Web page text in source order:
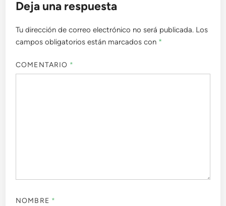
Deja una respuesta
Tu dirección de correo electrónico no será publicada. Los
campos obligatorios están marcados con *
COMENTARIO *
NOMBRE *